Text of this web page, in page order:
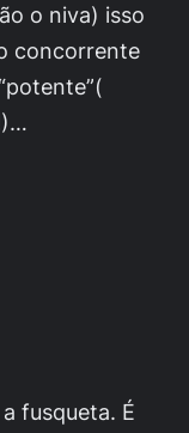
o niva) isso
concorrente
fusqueta. É